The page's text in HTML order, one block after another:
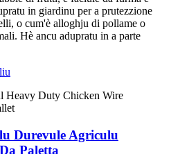
in giardinu per a prutezzione
o cum'è alloghju di pollame o
Hè ancu adupratu in a parte
Durevule Agriculu
Paletta